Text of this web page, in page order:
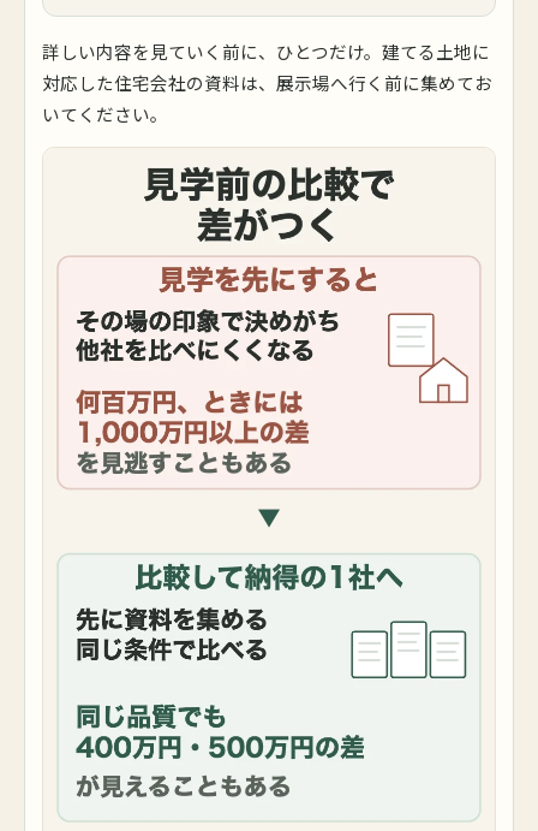
詳しい内容を見ていく前に、ひとつだけ。建てる土地に
対応した住宅会社の資料は、展示場へ行く前に集めてお
いてください。